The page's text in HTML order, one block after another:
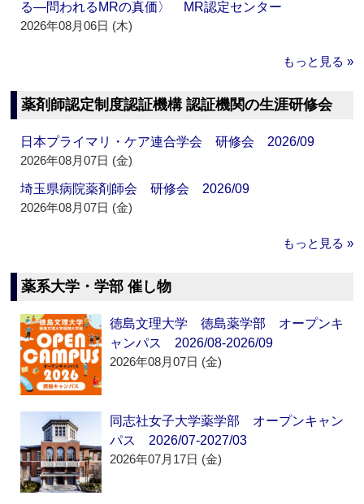
る―問われるMRの真価〉 MR認定センター
2026年08月06日 (木)
もっと見る »
薬剤師認定制度認証機構 認証機関の生涯研修会
日本プライマリ・ケア連合学会 研修会 2026/09
2026年08月07日 (金)
埼玉県病院薬剤師会 研修会 2026/09
2026年08月07日 (金)
もっと見る »
薬系大学・学部 催し物
徳島文理大学 徳島薬学部 オープンキ
ャンパス 2026/08-2026/09
2026年08月07日 (金)
同志社女子大学薬学部 オープンキャン
パス 2026/07-2027/03
2026年07月17日 (金)